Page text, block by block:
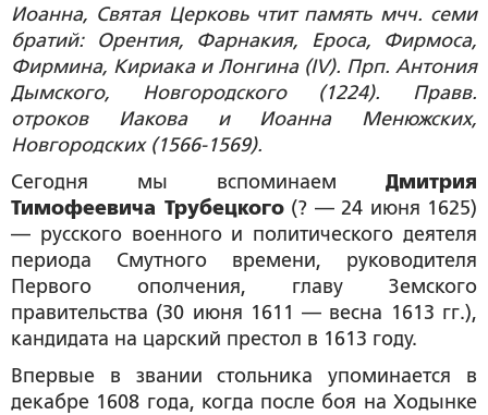
Иоанна, Святая Церковь чтит память мчч. семи
братий: Орентия, Фарнакия, Ероса, Фирмоса,
Фирмина, Кириака и Лонгина (IV). Прп. Антония
Дымского, Новгородского (1224). Правв.
отроков Иакова и Иоанна Менюжских,
Новгородских (1566-1569).
Сегодня мы вспоминаем Дмитрия
Тимофеевича Трубецкого(? — 24 июня 1625)
— русского военного и политического деятеля
периода Смутного времени, руководителя
Первого ополчения, главу Земского
правительства (30 июня 1611 — весна 1613 гг.),
кандидата на царский престол в 1613 году.
Впервые в звании стольника упоминается в
декабре 1608 года, когда после боя на Ходынке